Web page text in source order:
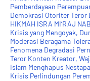
Pemberdayaan
Demokrasi Otoriter Teror
HIKMAH ISRA MI‘RAJ
Krisis yang Mengoyak,
Moderasi Beragama
Fenomena Degradasi
Teror Konten Kreator,
Islam Menghapus
Krisis Perlindungan